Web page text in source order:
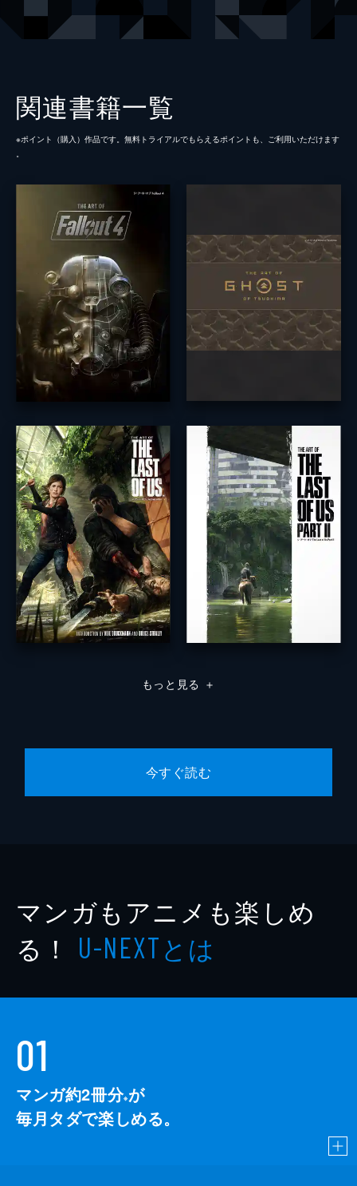
レーベル G-NOVELS
関連書籍一覧
※ポイント（購⼊）作品です。無料トライアルでもらえるポイントも、ご利⽤いただけます
。
もっと見る ＋
今すぐ読む
マンガもアニメも楽しめ
る！ U-NEXTとは
01
マンガ約2冊分※が
毎月タダで楽しめる。